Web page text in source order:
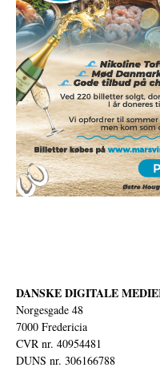
DANSKE DIGITALE
Norgesgade 48
7000 Fredericia
CVR nr. 40954481
DUNS nr. 306166788